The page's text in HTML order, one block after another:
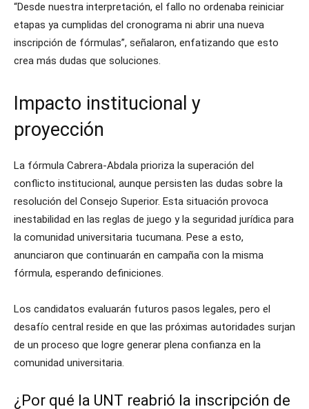
“Desde nuestra interpretación, el fallo no ordenaba reiniciar
etapas ya cumplidas del cronograma ni abrir una nueva
inscripción de fórmulas”, señalaron, enfatizando que esto
crea más dudas que soluciones.
Impacto institucional y
proyección
La fórmula Cabrera-Abdala prioriza la superación del
conflicto institucional, aunque persisten las dudas sobre la
resolución del Consejo Superior. Esta situación provoca
inestabilidad en las reglas de juego y la seguridad jurídica para
la comunidad universitaria tucumana. Pese a esto,
anunciaron que continuarán en campaña con la misma
fórmula, esperando definiciones.
Los candidatos evaluarán futuros pasos legales, pero el
desafío central reside en que las próximas autoridades surjan
de un proceso que logre generar plena confianza en la
comunidad universitaria.
¿Por qué la UNT reabrió la inscripción de